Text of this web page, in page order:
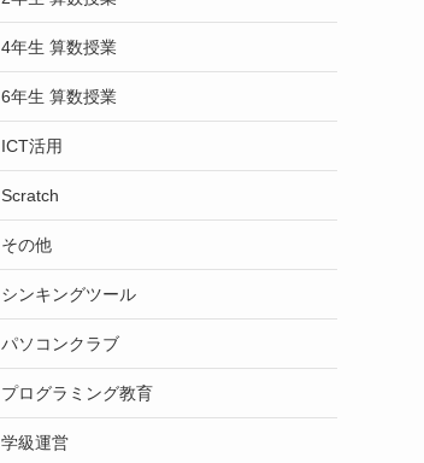
4年生 算数授業
6年生 算数授業
ICT活用
Scratch
その他
シンキングツール
パソコンクラブ
プログラミング教育
学級運営